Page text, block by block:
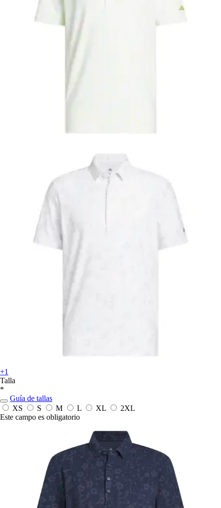
+1
Talla
*
Guía de tallas
XS
S M L XL
2XL
Este campo es obligatorio